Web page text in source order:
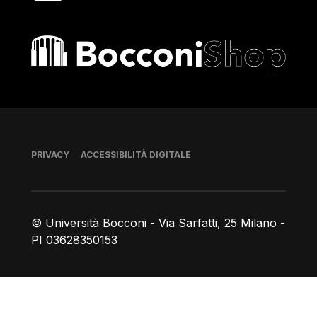
Bocconi shop
© Università Bocconi - Via Sarfatti, 25 Milano -
PI 03628350153
Piè di pagina
PRIVACY ACCESSIBILITÀ DIGITALE